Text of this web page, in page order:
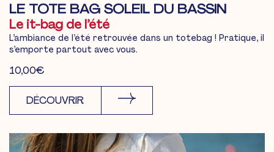
LE TOTE BAG SOLEIL DU BASSIN
Le it-bag de l’été
L’ambiance de l’été retrouvée dans un totebag ! Pratique, il
s’emporte partout avec vous.
10,00€
DÉCOUVRIR